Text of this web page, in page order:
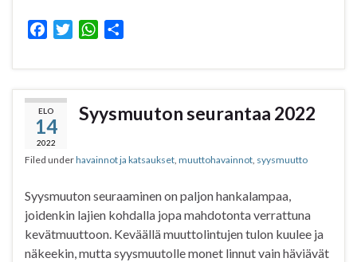
c
e
b
o
o
k
i
t
W
a
t
A
p
a
r
ELO
14
2022
Syysmuuton seurantaa 2022
Filed underhavainnot ja katsaukset, muuttohavainnot, syysmuutto
Syysmuuton seuraaminen on paljon hankalampaa,
joidenkin lajien kohdalla jopa mahdotonta verrattuna
kevätmuuttoon. Keväällä muuttolintujen tulon kuulee ja
näkeekin, mutta syysmuutolle monet linnut vain häviävät